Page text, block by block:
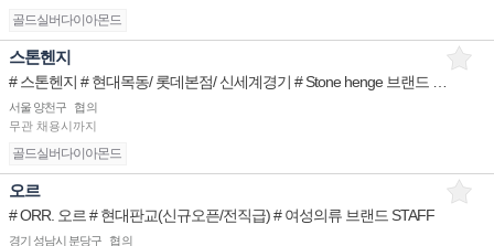
골드실버다이아몬드
스톤헨지
서울 양천구
협의
무관 채용시까지
골드실버다이아몬드
오르
# ORR. 오르 # 현대판교(신규오픈/전직급) # 여성의류 브랜드 STAFF
경기 성남시 분당구
협의